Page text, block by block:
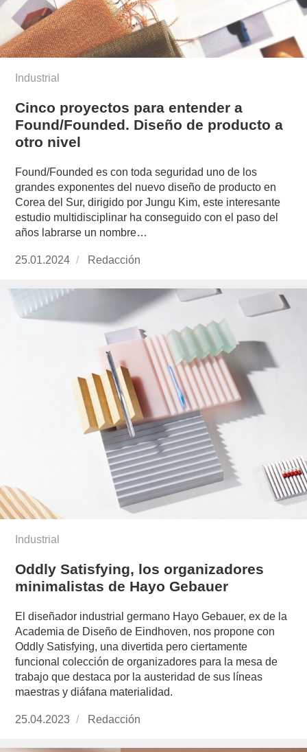
Industrial
Cinco proyectos para entender a
Found/Founded. Diseño de producto a
otro nivel
Found/Founded es con toda seguridad uno de los
grandes exponentes del nuevo diseño de producto en
Corea del Sur, dirigido por Jungu Kim, este interesante
estudio multidisciplinar ha conseguido con el paso del
años labrarse un nombre…
Publicado
25.01.2024 https://www.experimenta.es/author/redaccion/
Redacción
Industrial
Oddly Satisfying, los organizadores
minimalistas de Hayo Gebauer
El diseñador industrial germano Hayo Gebauer, ex de la
Academia de Diseño de Eindhoven, nos propone con
Oddly Satisfying, una divertida pero ciertamente
funcional colección de organizadores para la mesa de
trabajo que destaca por la austeridad de sus líneas
maestras y diáfana materialidad.
Publicado
25.04.2023 https://www.experimenta.es/author/redaccion/
Redacción